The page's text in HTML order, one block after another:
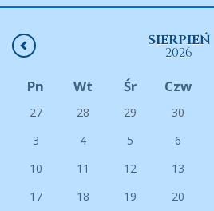
SIERPIEŃ
2026
Pn Wt Śr Czw
27 28 29 30
3
4 5 6
10
11 12 13
17
18 19 20